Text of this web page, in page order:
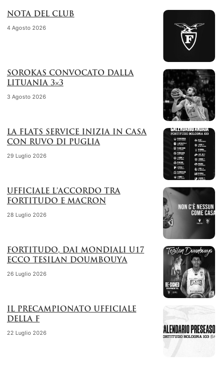
NOTA DEL CLUB
4 Agosto 2026
SOROKAS CONVOCATO DALLA
LITUANIA 3×3
3 Agosto 2026
LA FLATS SERVICE INIZIA IN CASA
CON RUVO DI PUGLIA
29 Luglio 2026
UFFICIALE L’ACCORDO TRA
FORTITUDO E MACRON
28 Luglio 2026
FORTITUDO, DAI MONDIALI U17
ECCO TESILAN DOUMBOUYA
26 Luglio 2026
IL PRECAMPIONATO UFFICIALE
DELLA F
22 Luglio 2026